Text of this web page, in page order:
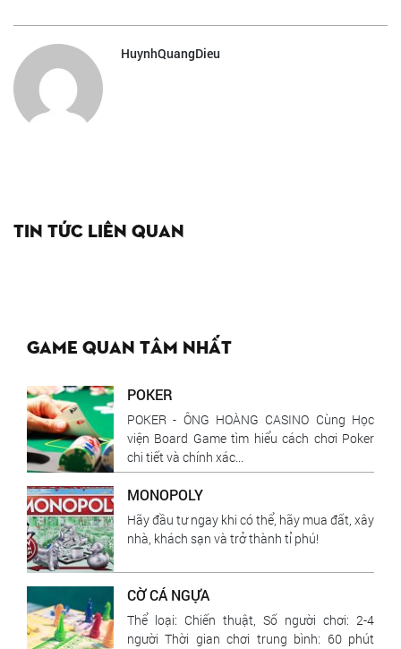
HuynhQuangDieu
Tin tức liên quan
Game quan tâm nhất
POKER
POKER - ÔNG HOÀNG CASINO Cùng Học
viện Board Game tìm hiểu cách chơi Poker
chi tiết và chính xác...
MONOPOLY
Hãy đầu tư ngay khi có thể, hãy mua đất, xây
nhà, khách sạn và trở thành tỉ phú!
CỜ CÁ NGỰA
Thể loại: Chiến thuật, Số người chơi: 2-4
người Thời gian chơi trung bình: 60 phút